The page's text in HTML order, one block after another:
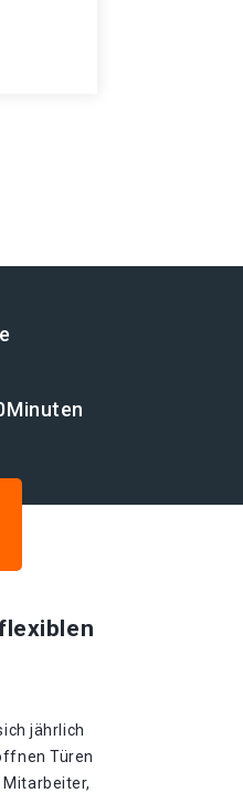
jährlich
Türen